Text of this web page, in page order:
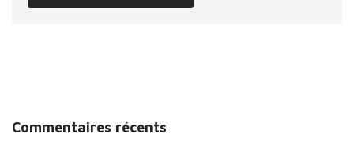
Commentaires récents